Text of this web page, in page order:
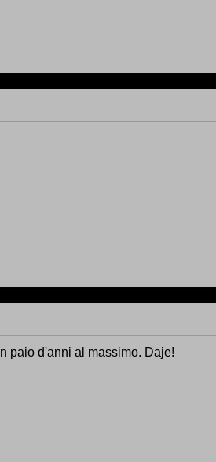
paio d'anni al massimo. Daje!